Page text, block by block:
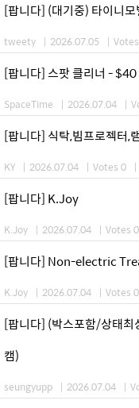
[팝니다] (대기중) 타이니
tweety | 2026.07.05 |
[팝니다] 스팟 클리너 - $40
SpaceTime | 2026.07.04 |
[팝니다] 식탁,빔프로젝터,
KY | 2026.07.04 | Votes 0 |
[팝니다] K.Joy
K.Joy | 2026.07.04 | Votes 0
[팝니다] Non-electric
K.Joy | 2026.07.04 | Votes 0
[팝니다] (박스포함/상태
캠)
seungyupp | 2026.07.04 |